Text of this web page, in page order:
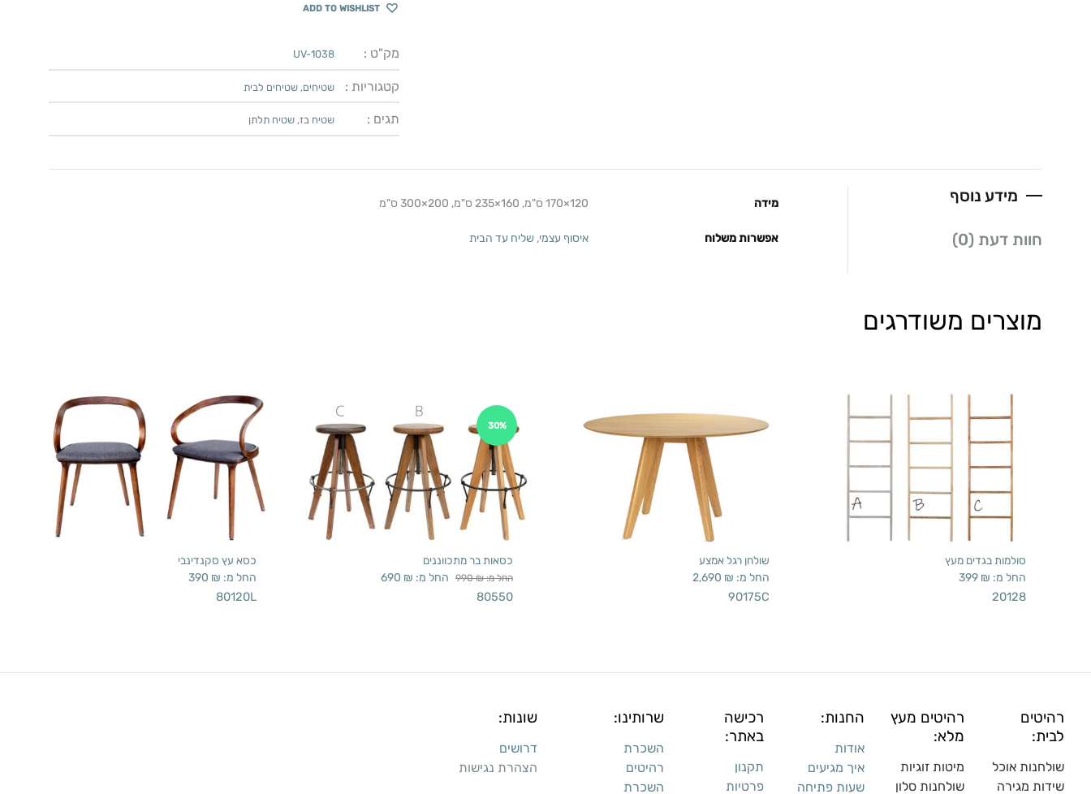
ADD TO WISHLIST
מק"ט : UV-1038
קטגוריות : שטיחים, שטיחים לבית
תגים : שטיח בז, שטיח תלתן
מידע נוסף
חוות דעת (0)
מידה 120×170 ס"מ, 160×235 ס"מ, 200×300 ס"מ
אפשרות משלוח איסוף עצמי, שליח עד הבית
מוצרים משודרגים
סולמות בגדים מעץ
החל מ: 399 ₪
20128
שולחן רגל אמצע
החל מ: 2,690 ₪
90175C
30%
כסאות בר מתכווננים
החל מ: 990₪ החל מ: 690 ₪
80550
כסא עץ סקנדינבי
החל מ: 390 ₪
80120L
רהיטים
לבית:
שולחנות אוכל
שידות מגירה
רהיטים מעץ
מלא:
מיטות זוגיות
שולחנות סלון
החנות:
אודות
איך מגיעים
שעות פתיחה
רכישה
באתר:
תקנון
פרטיות
שרותינו:
השכרת
רהיטים
השכרת
שונות:
דרושים
הצהרת נגישות